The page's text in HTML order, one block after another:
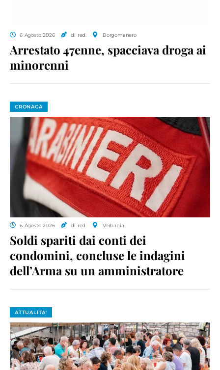
6 Agosto 2026 di red. Borgomanero
Arrestato 47enne, spacciava droga ai
minorenni
CRONACA
6 Agosto 2026 di red. Verbania
Soldi spariti dai conti dei
condomini, concluse le indagini
dell’Arma su un amministratore
ATTUALITA'